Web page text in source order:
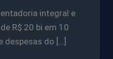
integral e
R$ 20 bi em 10
despesas do […]